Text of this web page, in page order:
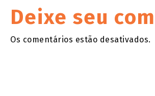
Deixe seu
Os comentários estão desativados.